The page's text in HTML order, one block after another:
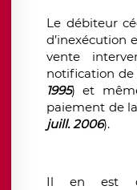
Le débiteur
d’inexécution
vente
notification de
1995) et
paiement de
juill. 2006).
Il en est